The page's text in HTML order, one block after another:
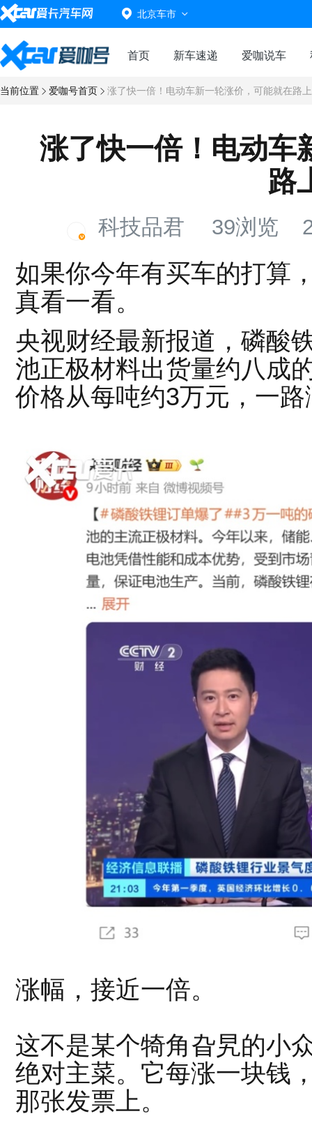
北京车市
首页 新车速递 爱咖说车
当前位置 爱咖号首页 涨了快一倍！电动车新一轮涨价，可能就在路
涨了快一倍！电动车
路
科技品君 39浏览
如果你今年有买车的打算
真看一看。
央视财经最新报道，磷
池正极材料出货量约八成
价格从每吨约3万元，一
涨幅，接近一倍。
这不是某个犄角旮旯的小
绝对主菜。它每涨一块钱
那张发票上。